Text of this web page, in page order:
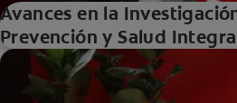
Avances en la
Prevención y Salud
Collins